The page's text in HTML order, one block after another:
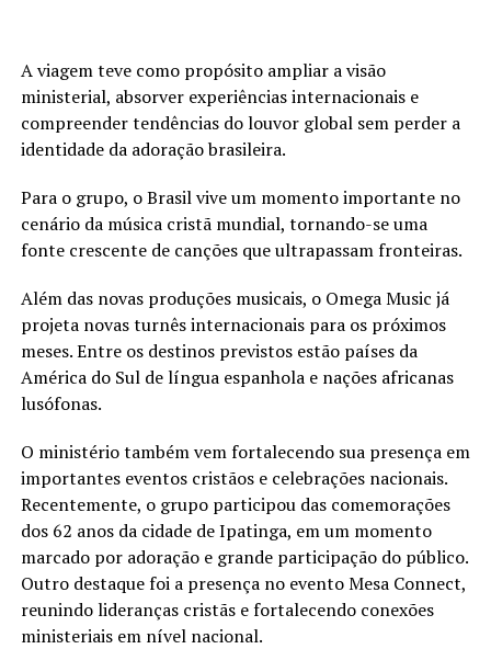
A viagem teve como propósito ampliar a visão
ministerial, absorver experiências internacionais e
compreender tendências do louvor global sem perder a
identidade da adoração brasileira.
Para o grupo, o Brasil vive um momento importante no
cenário da música cristã mundial, tornando-se uma
fonte crescente de canções que ultrapassam fronteiras.
Além das novas produções musicais, o Omega Music já
projeta novas turnês internacionais para os próximos
meses. Entre os destinos previstos estão países da
América do Sul de língua espanhola e nações africanas
lusófonas.
O ministério também vem fortalecendo sua presença em
importantes eventos cristãos e celebrações nacionais.
Recentemente, o grupo participou das comemorações
dos 62 anos da cidade de Ipatinga, em um momento
marcado por adoração e grande participação do público.
Outro destaque foi a presença no evento Mesa Connect,
reunindo lideranças cristãs e fortalecendo conexões
ministeriais em nível nacional.